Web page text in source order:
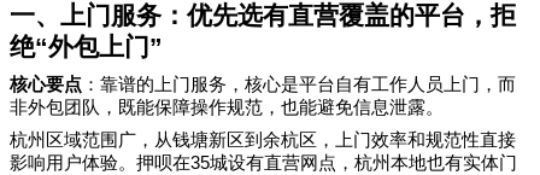
一、上门服务：优先选有直营覆盖的平台，拒
绝“外包上门 ”
核心要点 ：靠谱的上门服务，核心是平台自有工作人员上门，而
非外包团队，既能保障操作规范，也能避免信息泄露。
杭州区域范围广，从钱塘新区到余杭区，上门效率和规范性直接
影响用户体验。押呗在35城设有直营网点，杭州本地也有实体门